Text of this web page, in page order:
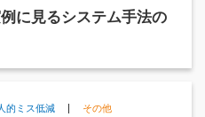
に見るシステム手法の
人的ミス低減 その他